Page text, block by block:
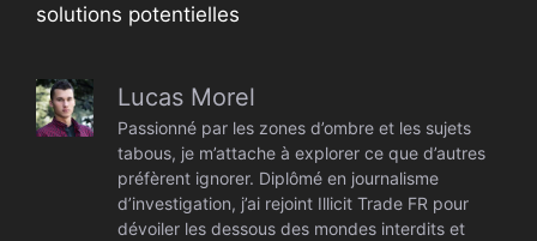
solutions potentielles
Lucas Morel
Passionné par les zones d’ombre et les sujets
tabous, je m’attache à explorer ce que d’autres
préfèrent ignorer. Diplômé en journalisme
d’investigation, j’ai rejoint Illicit Trade FR pour
dévoiler les dessous des mondes interdits et